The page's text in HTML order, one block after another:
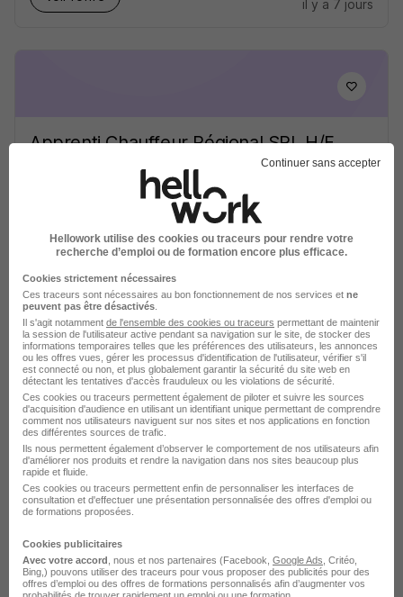
il y a 7 jours
Apprenti Chauffeur Régional SPL H/F
Saint-Étienne-de-Montluc - 44 Alternance
Voir l’offre
Contrat d'Apprentsisage CAP
Conducteur Routier de Marchandises
H/F
Promotrans CFA
Fournes-en-Weppes - 59
Alternance
Voir l’offre
Continuer sans accepter
Hellowork utilise des cookies ou traceurs pour rendre votre
recherche d’emploi ou de formation encore plus efficace.
Cookies strictement nécessaires
Ces traceurs sont nécessaires au bon fonctionnement de nos services et ne
peuvent pas être désactivés
Il s'agit notamment de l'ensemble des cookies ou traceurs permettant de maintenir
la session de l'utilisateur active pendant sa navigation sur le site, de stocker des
informations temporaires telles que les préférences des utilisateurs, les annonces
ou les offres vues, gérer les processus d'identification de l'utilisateur, vérifier s'il
est connecté ou non, et plus globalement garantir la sécurité du site web en
détectant les tentatives d'accès frauduleux ou les violations de sécurité.
Ces cookies ou traceurs permettent également de piloter et suivre les sources
d'acquisition d'audience en utilisant un identifiant unique permettant de comprendre
comment nos utilisateurs naviguent sur nos sites et nos applications en fonction
des différentes sources de trafic.
Ils nous permettent également d’observer le comportement de nos utilisateurs afin
d'améliorer nos produits et rendre la navigation dans nos sites beaucoup plus
rapide et fluide.
Ces cookies ou traceurs permettent enfin de personnaliser les interfaces de
consultation et d'effectuer une présentation personnalisée des offres d'emploi ou
de formations proposées.
Cookies publicitaires
Avec votre accord , nous et nos partenaires (Facebook, Google Ads , Critéo,
Bing,) pouvons utiliser des traceurs pour vous proposer des publicités pour des
offres d’emploi ou des offres de formations personnalisés afin d’augmenter vos
probabilités de trouver rapidement un emploi ou une formation.